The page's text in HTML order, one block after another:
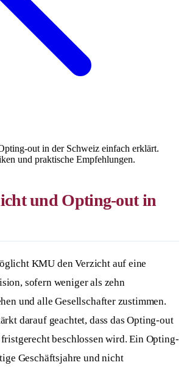
out in der Schweiz einfach erklärt.
und praktische Empfehlungen.
und Opting-out in
KMU den Verzicht auf eine
sofern weniger als zehn
und alle Gesellschafter zustimmen.
darauf geachtet, dass das Opting-out
beschlossen wird. Ein Opting-
Geschäftsjahre und nicht